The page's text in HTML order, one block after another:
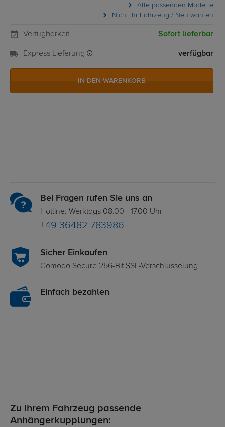
Alle passenden Modelle
Nicht Ihr Fahrzeug / Neu wählen
Verfügbarkeit Sofort lieferbar
Express Lieferung verfügbar
IN DEN WARENKORB
Bei Fragen rufen Sie uns an
Hotline: Werktags 08.00 - 17.00 Uhr
+49 36482 783986
Sicher Einkaufen
Comodo Secure 256-Bit SSL-Verschlüsselung
Einfach bezahlen
Zu Ihrem Fahrzeug passende
Anhängerkupplungen: